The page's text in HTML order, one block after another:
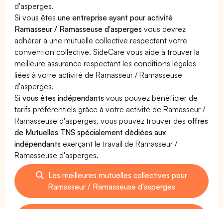
d'asperges.
Si vous êtesune entreprise ayant pour activité
Ramasseur / Ramasseuse d'asperges vous devrez
adhérer à une mutuelle collective respectant votre
convention collective. SideCare vous aide à trouver la
meilleure assurance respectant les conditions légales
liées à votre activité de Ramasseur / Ramasseuse
d'asperges.
Sivous êtes indépendants vous pouvez bénéficier de
tarifs préférentiels grâce à votre activité de Ramasseur /
Ramasseuse d'asperges, vous pouvez trouver desoffres
de Mutuelles TNS spécialement dédiées aux
indépendants exerçant le travail de Ramasseur /
Ramasseuse d'asperges.
Les meilleures mutuelles collectives pour
Ramasseur / Ramasseuse d'asperges